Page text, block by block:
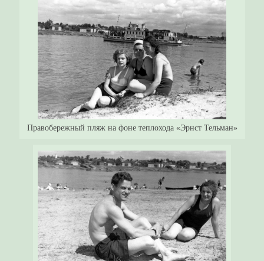
Правобережный пляж на фоне теплохода «Эрнст Тельман»